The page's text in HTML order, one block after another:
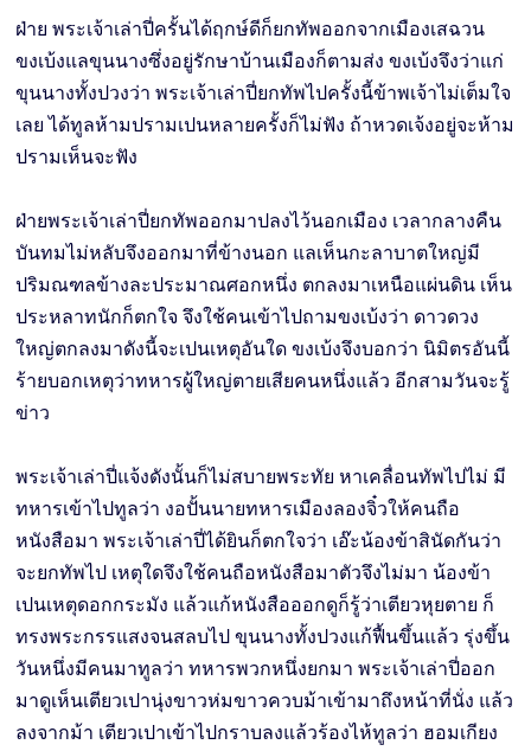
ฝ่าย พระเจ้าเล่าปี่ครั้นได้ฤกษ์ดีก็ยกทัพออกจากเมืองเสฉวน
ขงเบ้งแลขุนนางซึ่งอยู่รักษาบ้านเมืองก็ตามส่ง ขงเบ้งจึงว่าแก่
ขุนนางทั้งปวงว่า พระเจ้าเล่าปี่ยกทัพไปครั้งนี้ข้าพเจ้าไม่เต็มใจ
เลย ได้ทูลห้ามปรามเปนหลายครั้งก็ไม่ฟัง ถ้าหวดเจ้งอยู่จะห้าม
ปรามเห็นจะฟัง
ฝ่ายพระเจ้าเล่าปี่ยกทัพออกมาปลงไว้นอกเมือง เวลากลางคืน
บันทมไม่หลับจึงออกมาที่ข้างนอก แลเห็นกะลาบาตใหญ่มี
ปริมณฑลข้างละประมาณศอกหนึ่ง ตกลงมาเหนือแผ่นดิน เห็น
ประหลาทนักก็ตกใจ จึงใช้คนเข้าไปถามขงเบ้งว่า ดาวดวง
ใหญ่ตกลงมาดังนี้จะเปนเหตุอันใด ขงเบ้งจึงบอกว่า นิมิตรอันนี้
ร้ายบอกเหตุว่าทหารผู้ใหญ่ตายเสียคนหนึ่งแล้ว อีกสามวันจะรู้
ข่าว
พระเจ้าเล่าปี่แจ้งดังนั้นก็ไม่สบายพระทัย หาเคลื่อนทัพไปไม่ มี
ทหารเข้าไปทูลว่า งอปั้นนายทหารเมืองลองจิ๋วให้คนถือ
หนังสือมา พระเจ้าเล่าปี่ได้ยินก็ตกใจว่า เอ๊ะน้องข้าสินัดกันว่า
จะยกทัพไป เหตุใดจึงใช้คนถือหนังสือมาตัวจึงไม่มา น้องข้า
เปนเหตุดอกกระมัง แล้วแก้หนังสือออกดูก็รู้ว่าเตียวหุยตาย ก็
ทรงพระกรรแสงจนสลบไป ขุนนางทั้งปวงแก้ฟื้นขึ้นแล้ว รุ่งขึ้น
วันหนึ่งมีคนมาทูลว่า ทหารพวกหนึ่งยกมา พระเจ้าเล่าปี่ออก
มาดูเห็นเตียวเปานุ่งขาวห่มขาวควบม้าเข้ามาถึงหน้าที่นั่ง แล้ว
ลงจากม้า เตียวเปาเข้าไปกราบลงแล้วร้องไห้ทูลว่า ฮอมเกียง